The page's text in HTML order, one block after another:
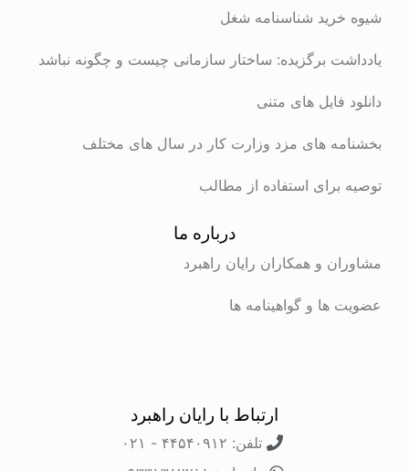
شیوه خرید شناسنامه شغل
یادداشت برگزیده: ساختار سازمانی چیست و چگونه نباشد
دانلود فایل های متنی
بخشنامه های مزد وزارت کار در سال های مختلف
توصیه برای استفاده از مطالب
درباره ما
مشاوران و همکاران رایان راهبرد
عضویت ها و گواهینامه ها
ارتباط با رایان راهبرد
تلفن: ۴۴۵۴۰۹۱۲ - ۰۲۱